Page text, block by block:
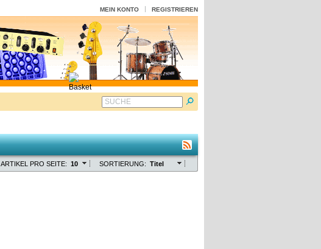
MEIN KONTO REGISTRIEREN
SUCHE
SORTIERUNG: Titel
ARTIKEL PRO SEITE: 10